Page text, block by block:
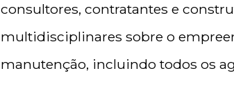
consultores, contratantes e
multidisciplinares sobre o
manutenção, incluindo todos os